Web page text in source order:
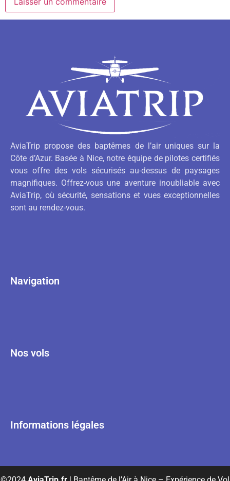
AviaTrip propose des baptêmes de l’air uniques sur la
Côte d’Azur. Basée à Nice, notre équipe de pilotes certifiés
vous offre des vols sécurisés au-dessus de paysages
magnifiques. Offrez-vous une aventure inoubliable avec
AviaTrip, où sécurité, sensations et vues exceptionnelles
sont au rendez-vous.
Navigation
Nos vols
Informations légales